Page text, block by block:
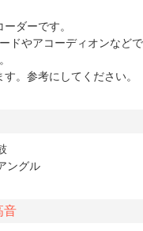
ダーです。
ドやアコーディオンなどで
。参考にしてください。
ングル
音